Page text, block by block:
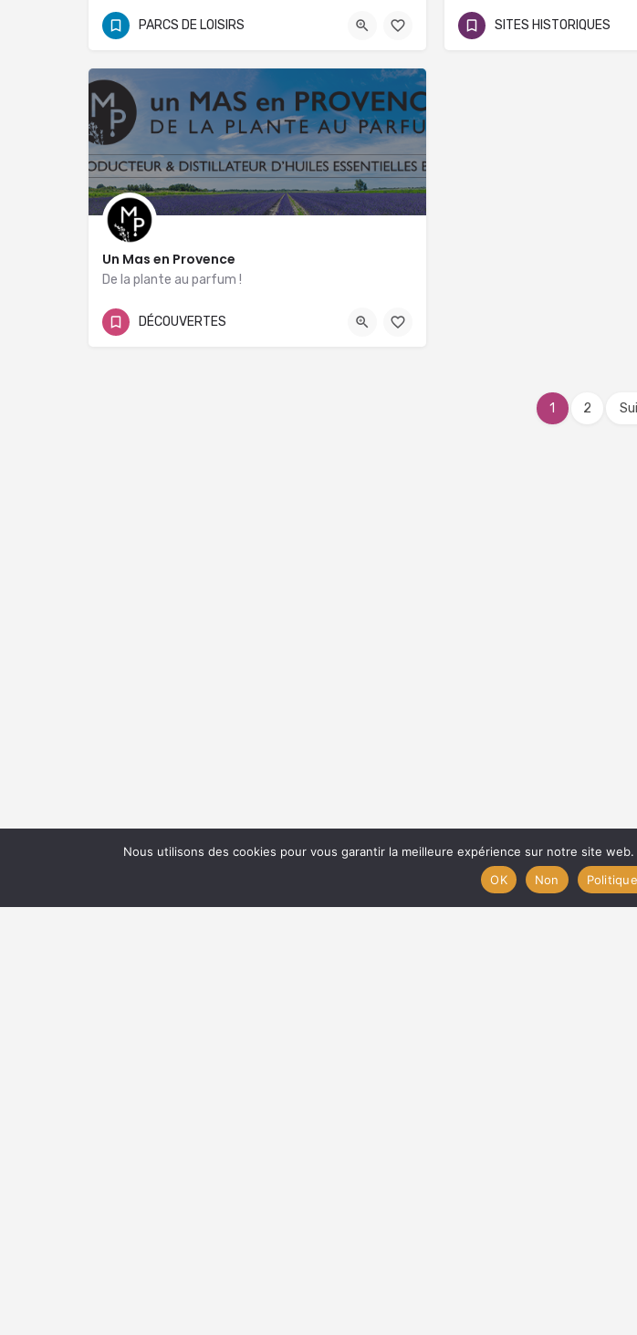
06 17 87 79 28
PARCS DE LOISIRS
04 66 30 45 15
SITES HISTORIQUES
Un Mas en Provence
De la plante au parfum !
04 66 01 09 00
Le Mas Neuf Avenue du Félibrige 30127 Bellegarde
DÉCOUVERTES
1 2
Nous utilisons des cookies pour vous garantir la meilleure expérience sur notre site
OK
Non